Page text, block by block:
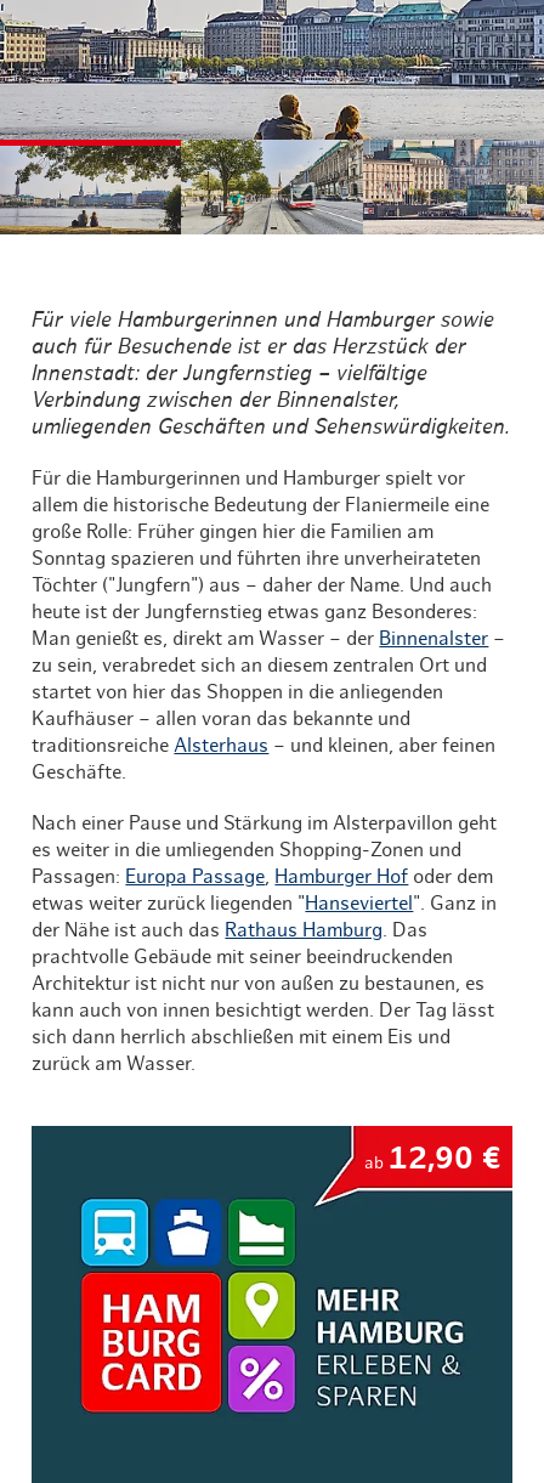
© © ©
Für viele Hamburgerinnen und Hamburger sowie
auch für Besuchende ist er das Herzstück der
Innenstadt: der Jungfernstieg – vielfältige
Verbindung zwischen der Binnenalster,
umliegenden Geschäften und Sehenswürdigkeiten.
Für die Hamburgerinnen und Hamburger spielt vor
allem die historische Bedeutung der Flaniermeile eine
große Rolle: Früher gingen hier die Familien am
Sonntag spazieren und führten ihre unverheirateten
Töchter ("Jungfern") aus – daher der Name. Und auch
heute ist der Jungfernstieg etwas ganz Besonderes:
Man genießt es, direkt am Wasser – der Binnenalster –
zu sein, verabredet sich an diesem zentralen Ort und
startet von hier das Shoppen in die anliegenden
Kaufhäuser – allen voran das bekannte und
traditionsreiche Alsterhaus – und kleinen, aber feinen
Geschäfte.
Nach einer Pause und Stärkung im Alsterpavillon geht
es weiter in die umliegenden Shopping-Zonen und
Passagen: Europa Passage Hamburger Hof oder dem
etwas weiter zurück liegenden "Hanseviertel ". Ganz in
der Nähe ist auch das Rathaus Hamburg . Das
prachtvolle Gebäude mit seiner beeindruckenden
Architektur ist nicht nur von außen zu bestaunen, es
kann auch von innen besichtigt werden. Der Tag lässt
sich dann herrlich abschließen mit einem Eis und
zurück am Wasser.
ab 12,90 €